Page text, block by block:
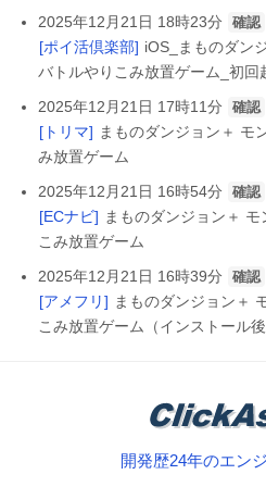
2025年12月21日 18時23分
確認
[ポイ活倶楽部] iOS_まものダン
バトルやりこみ放置ゲーム_初回
2025年12月21日 17時11分
確認
[トリマ] まものダンジョン＋ モ
み放置ゲーム
2025年12月21日 16時54分
確認
[ECナビ] まものダンジョン＋
こみ放置ゲーム
2025年12月21日 16時39分
確認
[アメフリ] まものダンジョン＋
こみ放置ゲーム（インストール
開発歴24年のエン